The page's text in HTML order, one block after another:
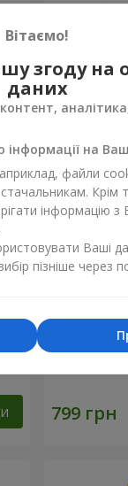
15
Вітаємо!
згоду
даних
інформації на
файли
інформацію
Ваші
пізніше через